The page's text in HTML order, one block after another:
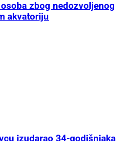
zbog nedozvoljenog
akvatoriju
izudarao 34-godišnjaka